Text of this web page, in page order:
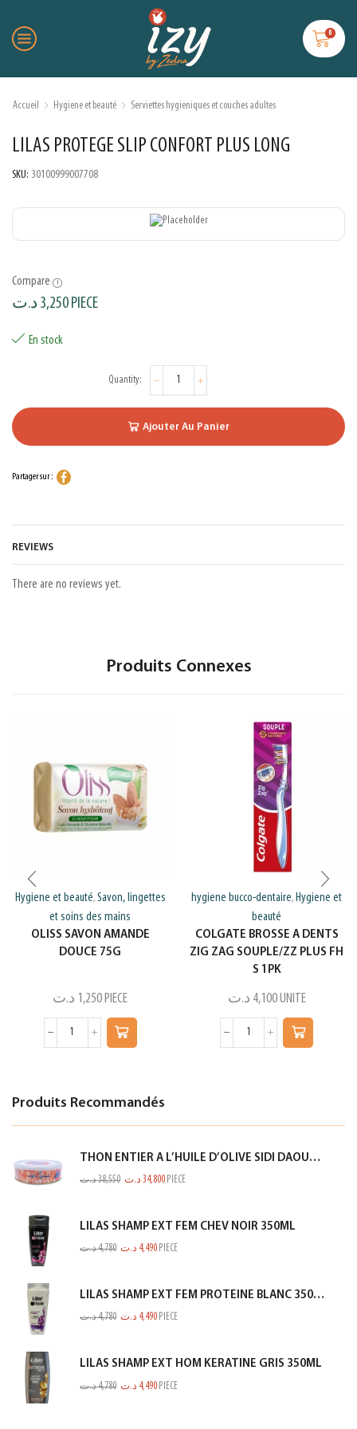
0
Accueil Hygiene et beauté Serviettes hygieniques et couches adultes
LILAS PROTEGE SLIP CONFORT PLUS LONG
SKU: 30100999007708
Compare
3,250د.ت PIECE
En stock
Ajouter Au Panier
Partager sur :
REVIEWS
There are no reviews yet.
Produits Connexes
Hygiene et beauté, Savon, lingettes
et soins des mains
OLISS SAVON AMANDE
DOUCE 75G
1,250 د.ت PIECE
hygiene bucco-dentaire, Hygiene et
beauté
COLGATE BROSSE A DENTS
ZIG ZAG SOUPLE/ZZ PLUS FH
S 1PK
4,100 د.ت UNITE
Produits Recommandés
THON ENTIER A L’HUILE D’OLIVE SIDI DAOUD 950G
38,550د.ت 34,800 د.ت PIECE
LILAS SHAMP EXT FEM CHEV NOIR 350ML
4,780د.ت 4,490 د.ت PIECE
LILAS SHAMP EXT FEM PROTEINE BLANC 350ML
4,780د.ت 4,490 د.ت PIECE
LILAS SHAMP EXT HOM KERATINE GRIS 350ML
4,780د.ت 4,490 د.ت PIECE